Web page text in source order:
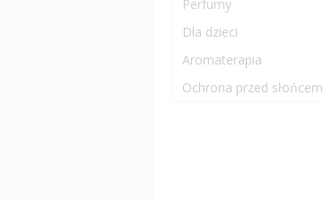
Perfumy
Dla dzieci
Aromaterapia
Ochrona przed słońcem